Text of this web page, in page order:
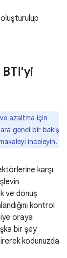
BTI'yi
azaltma için
genel bir bakış
inceleyin.
karşı
ve dönüş
kontrol
oraya
bir şey
kodunuzda